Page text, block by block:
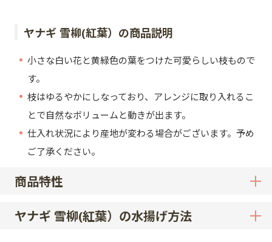
商品特性
ヤナギ 雪柳(紅葉）の水揚げ方法
ヤナギ 雪柳(紅葉）の商品説明
小さな白い花と黄緑色の葉をつけた可愛らしい枝もので
す。
枝はゆるやかにしなっており、アレンジに取り入れるこ
とで自然なボリュームと動きが出ます。
仕入れ状況により産地が変わる場合がございます。予め
ご了承ください。